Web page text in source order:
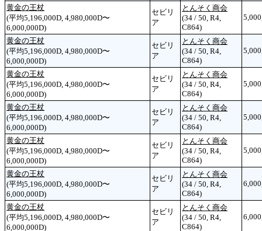
黄金の王杖
(平均5,196,000D, 4,980,000D〜
6,000,000D)
セビリ
ア
とんそく商会
(34 / 50, R4,
C864)
黄金の王杖
(平均5,196,000D, 4,980,000D〜
6,000,000D)
セビリ
ア
とんそく商会
(34 / 50, R4,
C864)
黄金の王杖
(平均5,196,000D, 4,980,000D〜
6,000,000D)
セビリ
ア
とんそく商会
(34 / 50, R4,
C864)
黄金の王杖
(平均5,196,000D, 4,980,000D〜
6,000,000D)
セビリ
ア
とんそく商会
(34 / 50, R4,
C864)
黄金の王杖
(平均5,196,000D, 4,980,000D〜
6,000,000D)
セビリ
ア
とんそく商会
(34 / 50, R4,
C864)
黄金の王杖
(平均5,196,000D, 4,980,000D〜
6,000,000D)
セビリ
ア
とんそく商会
(34 / 50, R4,
C864)
黄金の王杖
(平均5,196,000D, 4,980,000D〜
6,000,000D)
セビリ
ア
とんそく商会
(34 / 50, R4,
C864)